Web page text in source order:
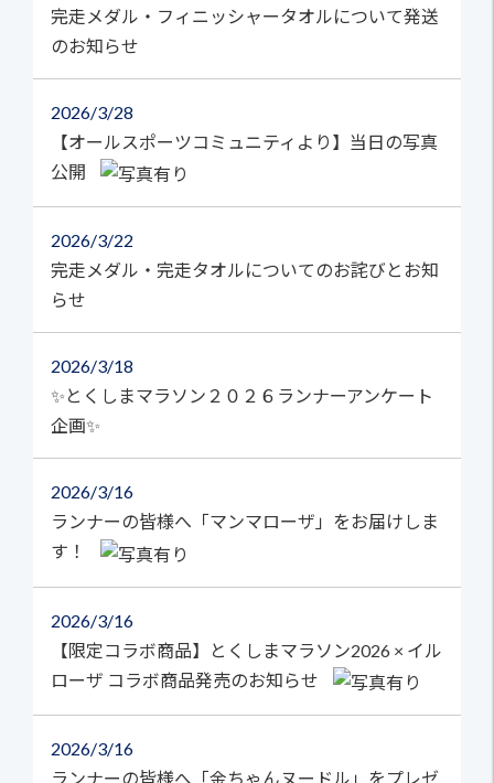
完走メダル・フィニッシャータオルについて発送
のお知らせ
2026 3/28
【オールスポーツコミュニティより】当日の写真
公開
2026 3/22
完走メダル・完走タオルについてのお詫びとお知
らせ
2026 3/18
✨とくしまマラソン２０２６ランナーアンケート
企画✨
2026 3/16
ランナーの皆様へ「マンマローザ」をお届けしま
す！
2026 3/16
【限定コラボ商品】とくしまマラソン2026 × イル
ローザ コラボ商品発売のお知らせ
2026 3/16
ランナーの皆様へ「金ちゃんヌードル」をプレゼ